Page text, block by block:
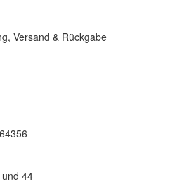
Versand & Rückgabe
72, 80, 42 und 44